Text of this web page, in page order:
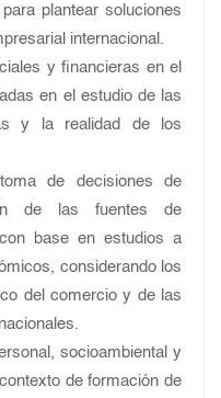
plantear soluciones
internacional.
y financieras en el
en el estudio de las
y la realidad de los
de decisiones de
de las fuentes de
base en estudios a
considerando los
del comercio y de las
socioambiental y
de formación de